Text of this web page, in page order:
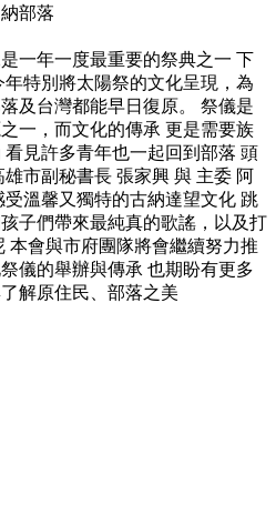
部落
一年一度最重要的祭典之一 下
特別將太陽祭的文化呈現，為
及台灣都能早日復原。 祭儀是
一，而文化的傳承 更是需要族
見許多青年也一起回到部落 頭
市副秘書長 張家興 與 主委 阿
溫馨又獨特的古納達望文化 跳
子們帶來最純真的歌謠，以及打
本會與市府團隊將會繼續努力推
儀的舉辦與傳承 也期盼有更多
解原住民、部落之美